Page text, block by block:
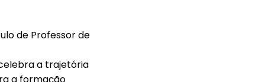
de Professor de
a trajetória